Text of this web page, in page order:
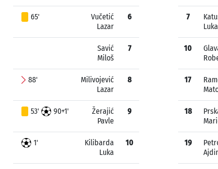
65'
Vučetić
Lazar
6
Savić
Miloš
7
88'
Milivojević
Lazar
8
53' 90+1'
Žerajić
Pavle
9
1'
Kilibarda
Luka
10
7
Luka
10
17
18
19